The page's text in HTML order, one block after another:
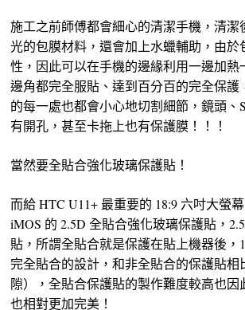
施工之前師傅都會細心的清潔手機，清潔
光的包膜材料，還會加上水蠟輔助，由於
性，因此可以在手機的邊緣利用一邊加熱
邊角都完全服貼、達到百分百的完全保護
的每一處也都會小心地切割細節，鏡頭、
有開孔，甚至卡拖上也有保護膜！！！
當然要全貼合強化玻璃保護貼！
而給 HTC U11+ 最重要的 18:9 六吋大螢
iMOS 的 2.5D 全貼合強化玻璃保護貼，
貼，所謂全貼合就是保護在貼上機器後，
完全貼合的設計，和非全貼合的保護貼相
隙），全貼合保護貼的製作難度較高也因
也相對更加完美！